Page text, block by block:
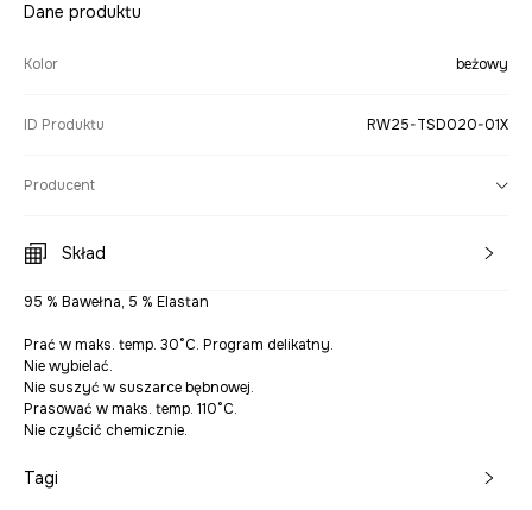
Dane produktu
Kolor beżowy
ID Produktu RW25-TSD020-01X
Producent
Skład
95 % Bawełna, 5 % Elastan
Prać w maks. temp. 30°C. Program delikatny.
Nie wybielać.
Nie suszyć w suszarce bębnowej.
Prasować w maks. temp. 110°C.
Nie czyścić chemicznie.
Tagi